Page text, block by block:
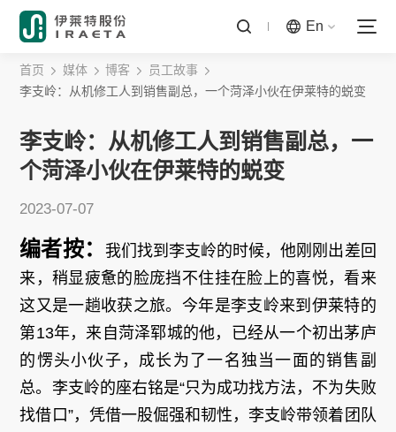
En
首页 媒体 博客
员工故事
李支岭：从机修工人到销售副总，一个菏泽小伙在伊莱特的蜕变
李支岭：从机修工人到销售副总，一
个菏泽小伙在伊莱特的蜕变
2023-07-07
编者按：
我们找到李支岭的时候，他刚刚出差回
来，稍显疲惫的脸庞挡不住挂在脸上的喜悦，看来
这又是一趟收获之旅。今年是李支岭来到伊莱特的
第13年，来自菏泽郓城的他，已经从一个初出茅庐
的愣头小伙子，成长为了一名独当一面的销售副
总。李支岭的座右铭是“只为成功找方法，不为失败
找借口”，凭借一股倔强和韧性，李支岭带领着团队